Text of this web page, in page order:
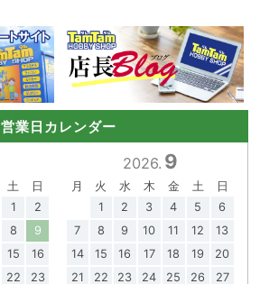
営業日カレンダー
土
日
1
2
8
9
15
16
22
23
2026. 9
月 火 水 木 金 土
日
1
2 3 4 5
6
7
8 9 10 11 12
13
14
15 16 17 18 19
20
21
22 23 24 25 26
27